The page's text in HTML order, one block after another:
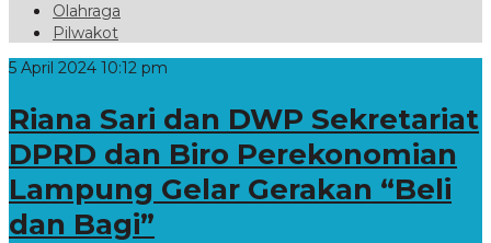
Olahraga
Pilwakot
5 April 2024 10:12 pm
Riana Sari dan DWP Sekretariat
DPRD dan Biro Perekonomian
Lampung Gelar Gerakan “Beli
dan Bagi”